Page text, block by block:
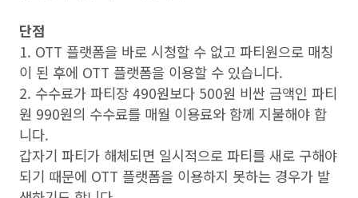
단점
1. OTT 플랫폼을 바로 시청할 수 없고 파티원으로 매칭
이 된 후에 OTT 플랫폼을 이용할 수 있습니다.
2. 수수료가 파티장 490원보다 500원 비싼 금액인 파티
원 990원의 수수료를 매월 이용료와 함께 지불해야 합
니다.
갑자기 파티가 해체되면 일시적으로 파티를 새로 구해야
되기 때문에 OTT 플랫폼을 이용하지 못하는 경우가 발